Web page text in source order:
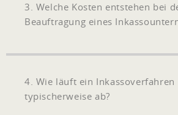
3. Welche Kosten entstehen bei
Beauftragung eines
4. Wie läuft ein Inkassoverfahren
typischerweise ab?